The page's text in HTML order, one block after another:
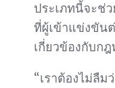
ประเภทนี้จะช่
ที่ผู้เข้าแข่งขัน
เกี่ยวข้องกับก
“เราต้องไม่ลืม